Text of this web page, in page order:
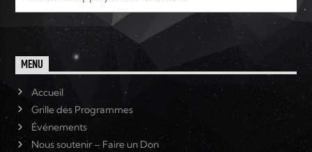
MENU
Accueil
Grille des Programmes
Événements
Nous soutenir – Faire un Don